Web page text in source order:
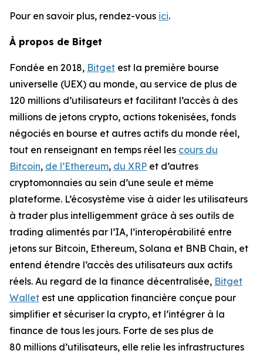
Pour en savoir plus, rendez-vous ici.
À propos de Bitget
Fondée en 2018, Bitget est la première bourse
universelle (UEX) au monde, au service de plus de
120 millions d’utilisateurs et facilitant l’accès à des
millions de jetons crypto, actions tokenisées, fonds
négociés en bourse et autres actifs du monde réel,
tout en renseignant en temps réel les cours du
Bitcoin, de l’Ethereum, du XRP et d’autres
cryptomonnaies au sein d’une seule et même
plateforme. L’écosystème vise à aider les utilisateurs
à trader plus intelligemment grâce à ses outils de
trading alimentés par l’IA, l’interopérabilité entre
jetons sur Bitcoin, Ethereum, Solana et BNB Chain, et
entend étendre l’accès des utilisateurs aux actifs
réels. Au regard de la finance décentralisée, Bitget
Wallet est une application financière conçue pour
simplifier et sécuriser la crypto, et l’intégrer à la
finance de tous les jours. Forte de ses plus de
80 millions d’utilisateurs, elle relie les infrastructures